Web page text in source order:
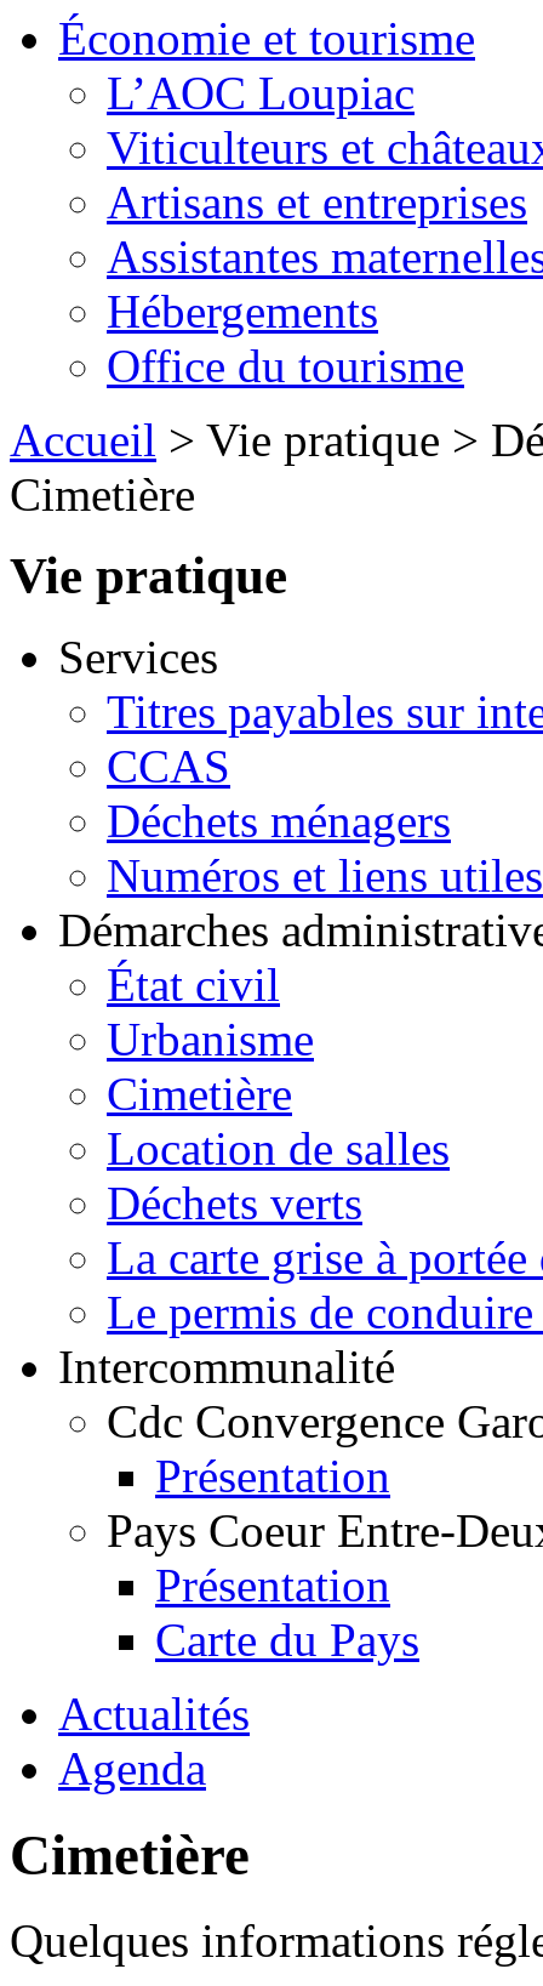
Économie et tourisme
L’AOC Loupiac
Viticulteurs et
Artisans et entreprises
Assistantes
Hébergements
Office du tourisme
Accueil > Vie pratique >
Cimetière
Vie pratique
Services
Titres payables sur
CCAS
Déchets ménagers
Numéros et liens
Démarches
État civil
Urbanisme
Cimetière
Location de salles
Déchets verts
La carte grise à
Le permis de
Intercommunalité
Cdc Convergence
Présentation
Pays Coeur Entre-
Présentation
Carte du Pays
Actualités
Agenda
Cimetière
Quelques informations